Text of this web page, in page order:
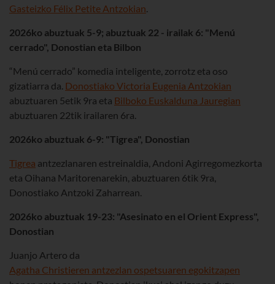
Gasteizko Félix Petite Antzokian
2026ko abuztuak 5-9; abuztuak 22 - irailak 6: "Menú
cerrado", Donostian eta Bilbon
“Menú cerrado” komedia inteligente, zorrotz eta oso
gizatiarra da. Donostiako Victoria Eugenia Antzokian
abuztuaren 5etik 9ra eta Bilboko Euskalduna Jauregian
abuztuaren 22tik irailaren 6ra.
2026ko abuztuak 6-9: "Tigrea", Donostian
Tigrea antzezlanaren estreinaldia, Andoni Agirregomezkorta
eta Oihana Maritorenarekin, abuztuaren 6tik 9ra,
Donostiako Antzoki Zaharrean.
2026ko abuztuak 19-23: "Asesinato en el Orient Express",
Donostian
Juanjo Artero da
Agatha Christieren antzezlan ospetsuaren egokitzapen